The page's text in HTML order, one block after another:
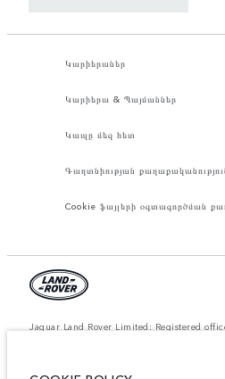
Կարիերաներ
Կարիերա & Պայմաններ
Կապը մեզ հետ
Գաղտնիության
Cookie ֆայլերի օգտագործման
Jaguar Land Rover Limited: Registered
achieved in such tests and these figures